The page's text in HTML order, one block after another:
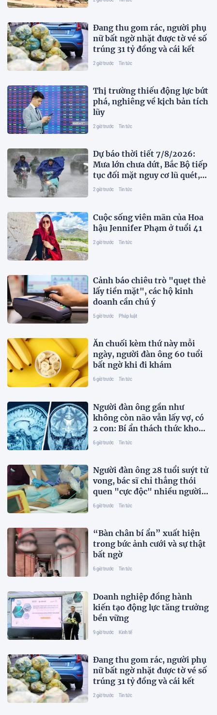
Đang thu gom rác, người phụ
nữ bất ngờ nhặt được tờ vé số
trúng 31 tỷ đồng và cái kết
2 giờ trước Tin tức
Thị trường thiếu động lực bứt
phá, nghiêng về kịch bản tích
lũy
2 giờ trước Tin tức
Dự báo thời tiết 7/8/2026:
Mưa lớn chưa dứt, Bắc Bộ tiếp
tục đối mặt nguy cơ lũ quét,
sạt lở đất
2 giờ trước Tin tức
Cuộc sống viên mãn của Hoa
hậu Jennifer Phạm ở tuổi 41
2 giờ trước Tin tức
Cảnh báo chiêu trò "quẹt thẻ
lấy tiền mặt", các hộ kinh
doanh cần chú ý
5 giờ trước Pháp luật
Ăn chuối kèm thứ này mỗi
ngày, người đàn ông 60 tuổi
bất ngờ khi đi khám
6 giờ trước Tin tức
Người đàn ông gần như
không còn não vẫn lấy vợ, có
2 con: Bí ẩn thách thức khoa
học
6 giờ trước Tin tức
Người đàn ông 28 tuổi suýt tử
vong, bác sĩ chỉ thẳng thói
quen "cực độc" nhiều người
trẻ xem nhẹ
6 giờ trước Tin tức
“Bàn chân bí ẩn” xuất hiện
trong bức ảnh cưới và sự thật
bất ngờ
6 giờ trước Tin tức
Doanh nghiệp đồng hành
kiến tạo động lực tăng trưởng
bền vững
9 giờ trước Kinh tế
Đang thu gom rác, người phụ
nữ bất ngờ nhặt được tờ vé số
trúng 31 tỷ đồng và cái kết
2 giờ trước Tin tức